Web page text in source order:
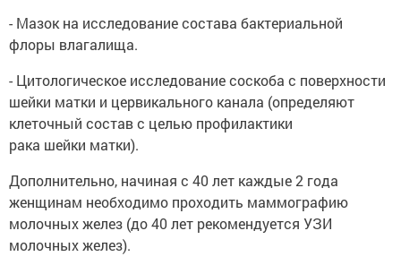
- Мазок на исследование состава бактериальной
флоры влагалища.
- Цитологическое исследование соскоба с поверхности
шейки матки и цервикального канала (определяют
клеточный состав с целью профилактики
рака шейки матки).
Дополнительно, начиная с 40 лет каждые 2 года
женщинам необходимо проходить маммографию
молочных желез (до 40 лет рекомендуется УЗИ
молочных желез).